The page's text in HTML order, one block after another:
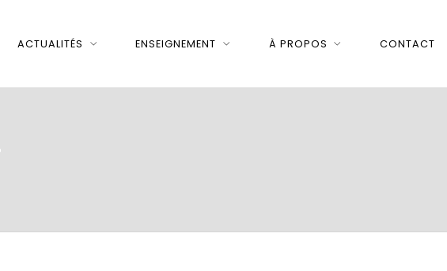
ACTUALITÉS ENSEIGNEMENT À PROPOS CONTACT